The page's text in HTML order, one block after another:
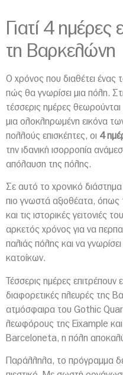
Γιατί 4 ημέρες
τη Βαρκελώνη
Ο χρόνος που διαθέτει ένας
πώς θα γνωρίσει μια πόλη.
τέσσερις ημέρες θεωρούνται
μια ολοκληρωμένη εικόνα
πολλούς επισκέπτες, οι 4
την ιδανική ισορροπία
απόλαυση της πόλης.
Σε αυτό το χρονικό διάστημα
πιο γνωστά αξιοθέατα,
και τις ιστορικές γειτονιές
αρκετός χρόνος για να
παλιάς πόλης και να
κατοίκων.
Τέσσερις ημέρες επιτρέπουν
διαφορετικές πλευρές της
ατμόσφαιρα του Gothic
λεωφόρους της Eixample
Barceloneta, η πόλη
Παράλληλα, το πρόγραμμα